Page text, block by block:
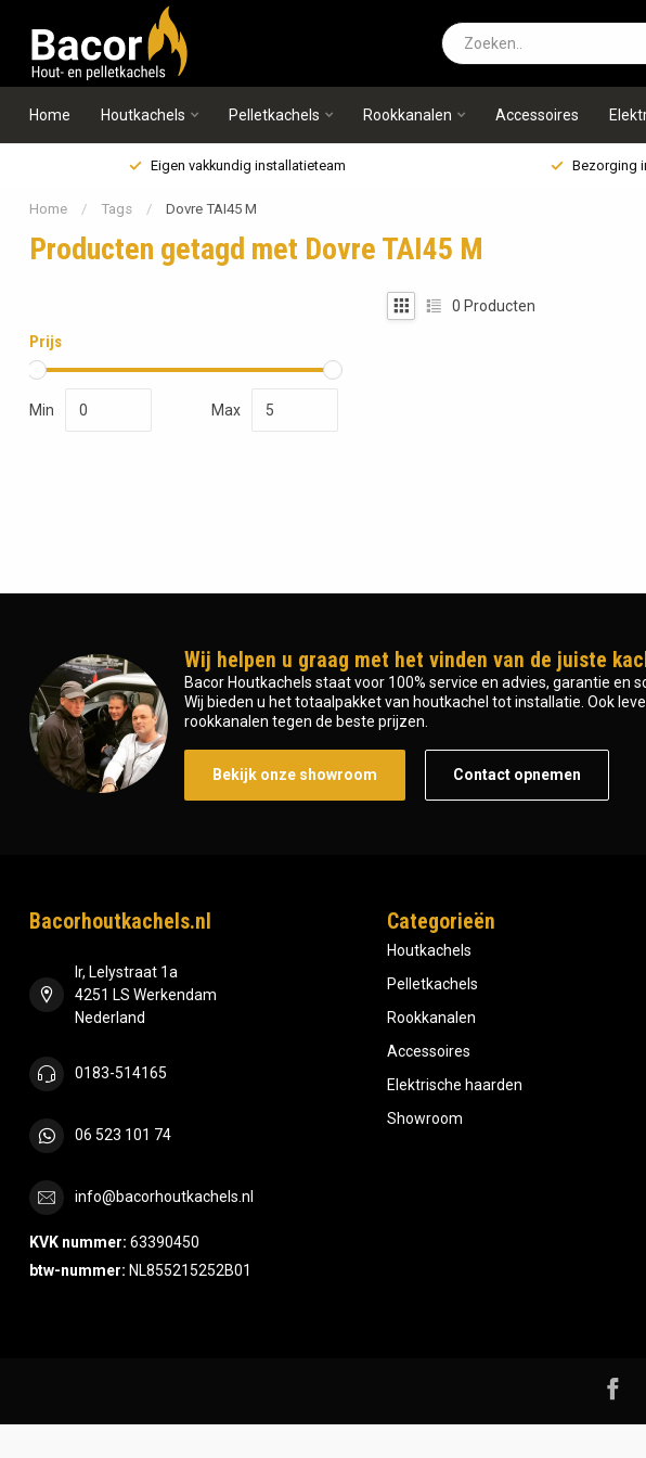
Home Houtkachels Pelletkachels Rookkanalen Accessoires
Eigen vakkundig installatieteam Bezorging
Home / Tags / Dovre TAI45 M
Producten getagd met Dovre TAI45 M
Prijs
Min Max
0 Producten
Wij helpen u graag met het vinden van de juiste
Bacor Houtkachels staat voor 100% service en advies, garantie en
Wij bieden u het totaalpakket van houtkachel tot installatie. Ook
rookkanalen tegen de beste prijzen.
Bekijk onze showroom Contact opnemen
Bacorhoutkachels.nl
Ir, Lelystraat 1a
4251 LS Werkendam
Nederland
0183-514165
06 523 101 74
info@bacorhoutkachels.nl
KVK nummer: 63390450
btw-nummer: NL855215252B01
Categorieën
Houtkachels
Pelletkachels
Rookkanalen
Accessoires
Elektrische haarden
Showroom